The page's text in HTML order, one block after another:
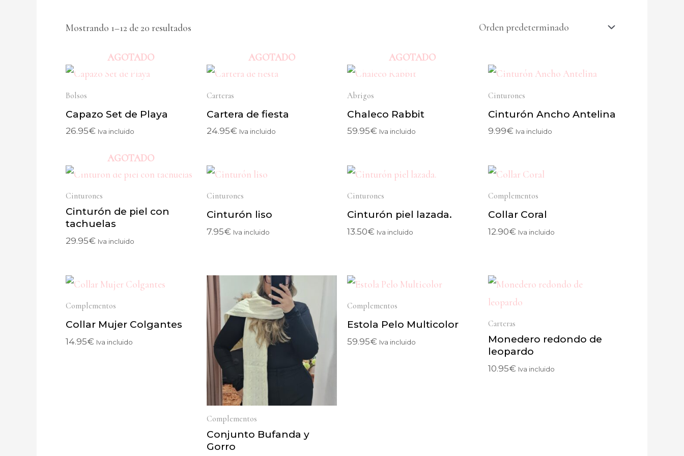
Mostrando 1–12 de 20 resultados
AGOTADO
Bolsos
Capazo Set de Playa
26.95€ Iva incluido
AGOTADO
Carteras
Cartera de fiesta
24.95€ Iva incluido
AGOTADO
Abrigos
Chaleco Rabbit
59.95€ Iva incluido
Cinturones
Cinturón Ancho Antelina
9.99€ Iva incluido
AGOTADO
Cinturones
Cinturón de piel con
tachuelas
29.95€ Iva incluido
Cinturones
Cinturón liso
7.95€ Iva incluido
Cinturones
Cinturón piel lazada.
13.50€ Iva incluido
Complementos
Collar Coral
12.90€ Iva incluido
Complementos
Collar Mujer Colgantes
14.95€ Iva incluido
Complementos
Conjunto Bufanda y
Gorro
Complementos
Estola Pelo Multicolor
59.95€ Iva incluido
Carteras
Monedero redondo de
leopardo
10.95€ Iva incluido